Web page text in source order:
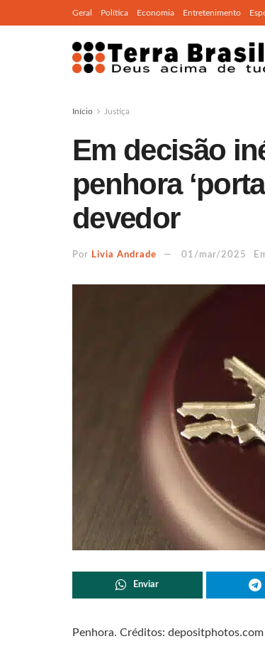
Geral Política Economia Entretenimento
Início Justiça
Em decisão
penhora
devedor
Por Livia Andrade 01/mar/2025
Enviar
Penhora. Créditos: